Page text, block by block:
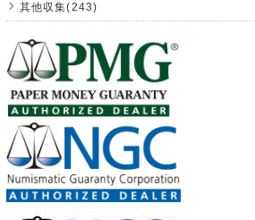
其他収集(243)